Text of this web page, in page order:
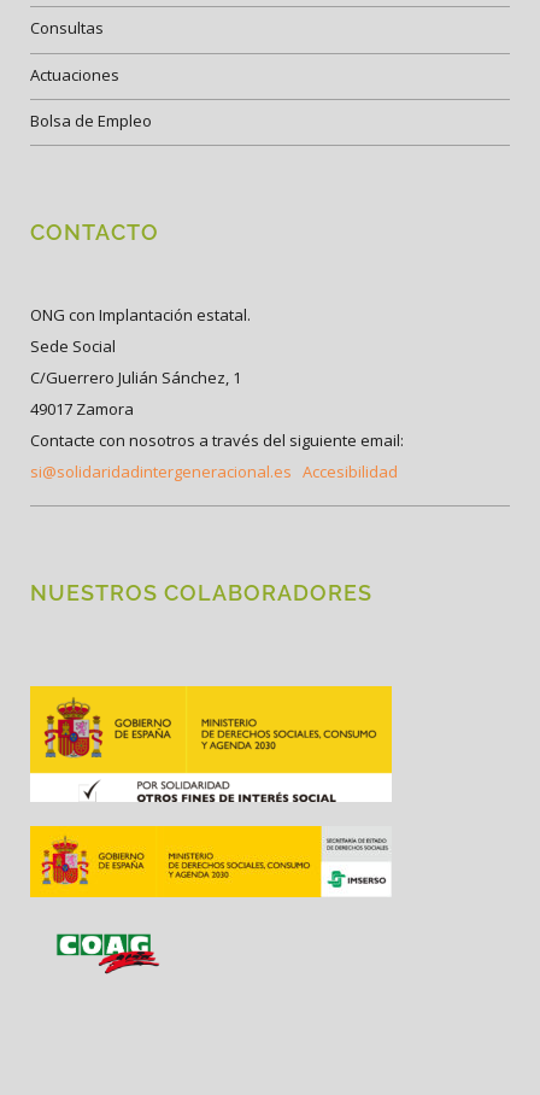
Consultas
Actuaciones
Bolsa de Empleo
CONTACTO
ONG con Implantación estatal.
Sede Social
C/Guerrero Julián Sánchez, 1
49017 Zamora
Contacte con nosotros a través del siguiente email:
si@solidaridadintergeneracional.es Accesibilidad
NUESTROS COLABORADORES